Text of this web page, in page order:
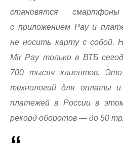
становятся
с приложением Pay и
не носить карту с собой.
Mir Pay только в ВТБ
700 тысяч клиентов.
технологий для оплаты
платежей в России в
рекорд оборотов — до 50